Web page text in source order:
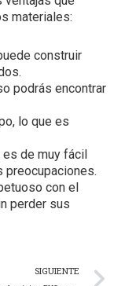
materiales:
construir
podrás encontrar
lo que es
es de muy fácil
preocupaciones.
con el
perder sus
SIGUIENTE